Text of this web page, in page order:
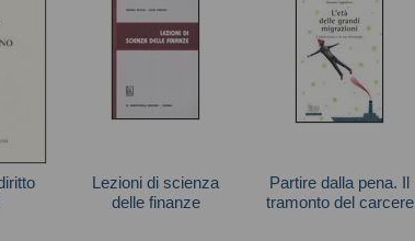
Lezioni di scienza
delle finanze
Partire dalla pena. Il
tramonto del carcere